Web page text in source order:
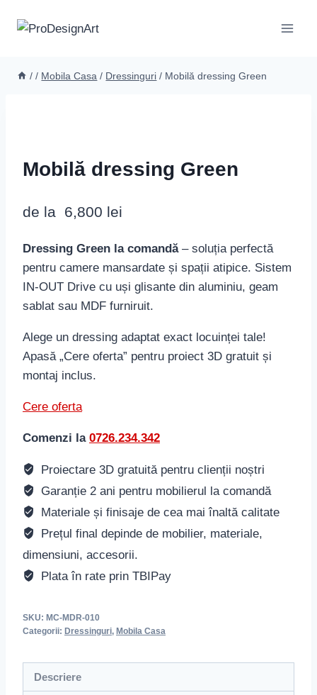
/ / Mobila Casa / Dressinguri / Mobilă dressing Green
Mobilă dressing Green
de la 6,800 lei
Dressing Green la comandă– soluția perfectă
pentru camere mansardate și spații atipice. Sistem
IN-OUT Drive cu uși glisante din aluminiu, geam
sablat sau MDF furniruit.
Alege un dressing adaptat exact locuinței tale!
Apasă „Cere oferta” pentru proiect 3D gratuit și
montaj inclus.
Cere oferta
Comenzi la 0726.234.342
Proiectare 3D gratuită pentru clienții noștri
Garanție 2 ani pentru mobilierul la comandă
Materiale și finisaje de cea mai înaltă calitate
Prețul final depinde de mobilier, materiale,
dimensiuni, accesorii.
Plata în rate prin TBIPay
SKU: MC-MDR-010
Categorii: Dressinguri, Mobila Casa
Descriere